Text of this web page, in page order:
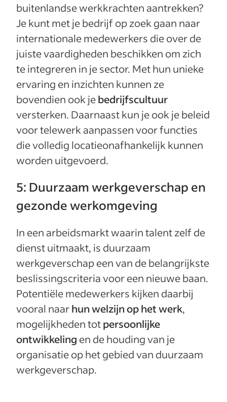
buitenlandse werkkrachten aantrekken?
Je kunt met je bedrijf op zoek gaan naar
internationale medewerkers die over de
juiste vaardigheden beschikken om zich
te integreren in je sector. Met hun unieke
ervaring en inzichten kunnen ze
bovendien ook jebedrijfscultuur
versterken. Daarnaast kun je ook je beleid
voor telewerk aanpassen voor functies
die volledig locatieonafhankelijk kunnen
worden uitgevoerd.
5: Duurzaam werkgeverschap en
gezonde werkomgeving
In een arbeidsmarkt waarin talent zelf de
dienst uitmaakt, is duurzaam
werkgeverschap een van de belangrijkste
beslissingscriteria voor een nieuwe baan.
Potentiële medewerkers kijken daarbij
vooral naarhun welzijn op het werk,
mogelijkheden totpersoonlijke
ontwikkeling en de houding van je
organisatie op het gebied van duurzaam
werkgeverschap.